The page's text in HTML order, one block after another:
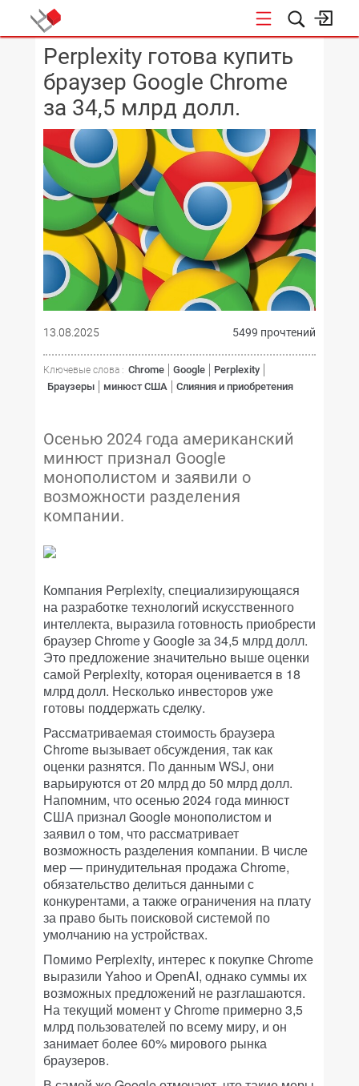
КОНФЕРЕНЦИИ
Perplexity готова купить
браузер Google Chrome
за 34,5 млрд долл.
13.08.2025 5499 прочтений
Ключевые слова : Chrome Google
Perplexity
Браузеры
минюст США Слияния и приобретения
Осенью 2024 года американский
минюст признал Google
монополистом и заявили о
возможности разделения
компании.
Компания Perplexity, специализирующаяся
на разработке технологий искусственного
интеллекта, выразила готовность приобрести
браузер Chrome у Google за 34,5 млрд долл.
Это предложение значительно выше оценки
самой Perplexity, которая оценивается в 18
млрд долл. Несколько инвесторов уже
готовы поддержать сделку.
Рассматриваемая стоимость браузера
Chrome вызывает обсуждения, так как
оценки разнятся. По данным WSJ, они
варьируются от 20 млрд до 50 млрд долл.
Напомним, что осенью 2024 года минюст
США признал Google монополистом и
заявил о том, что рассматривает
возможность разделения компании. В числе
мер — принудительная продажа Chrome,
обязательство делиться данными с
конкурентами, а также ограничения на плату
за право быть поисковой системой по
умолчанию на устройствах.
Помимо Perplexity, интерес к покупке Chrome
выразили Yahoo и OpenAI, однако суммы их
возможных предложений не разглашаются.
На текущий момент у Chrome примерно 3,5
млрд пользователей по всему миру, и он
занимает более 60% мирового рынка
браузеров.